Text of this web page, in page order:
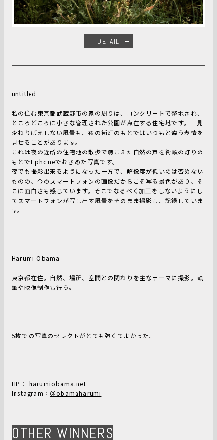
DETAIL
untitled
私の住む東京都武蔵野市の家の周りは、コンクリートで整地され、
ところどころに小さな管理された公園が点在する住宅地です。一見
変わりばえしない風景も、夜の街灯のもとではいつもと違う表情を
見せることがあります。
これは夜の近所の住宅地の散歩で聴こえた自然の声を街頭の灯りの
もとでI phoneでおさめた写真です。
夜でも撮影出来るようになった一方で、解像度が低いのは否めない
ものの、今のスマートフォンの画像だからこそ写る景色があり、そ
こに面白さも感じています。そこでなるべく加工をしないようにし
てスマートフォンが写し出す風景をそのまま撮影し、記録していま
す。
Harumi Obama
東京都在住。自然、場所、空間との関わりを主なテーマに撮影。執
筆や映像制作も行う。
5枚での写真のセレクトがとても強くてよかった。
HP： harumiobama.net
Instagram： ＠obamaharumi
OTHER WINNERS